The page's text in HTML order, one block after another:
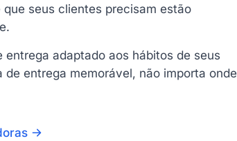
seus clientes precisam estão
adaptado aos hábitos de seus
entrega memorável, não importa onde